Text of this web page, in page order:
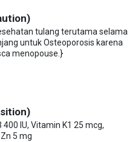
tulang terutama selama
untuk Osteoporosis karena
menopouse.}
IU, Vitamin K1 25 mcg,
5 mg